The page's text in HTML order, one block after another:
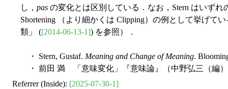
し， pas の変化とは区別している．なお，Stern はいず
Shortening （より細かくは Clipping）の例として挙げて
類」 ([2014-06-13-1]) を参照）．
・ Stern, Gustaf. Meaning and Change of Meaning.
・ 前田 満 「意味変化」『意味論』（中野弘三（編
Referrer (Inside): [2025-07-30-1]